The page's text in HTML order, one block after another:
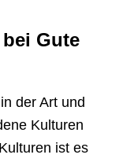
Gute
der Art und
Kulturen
ist es